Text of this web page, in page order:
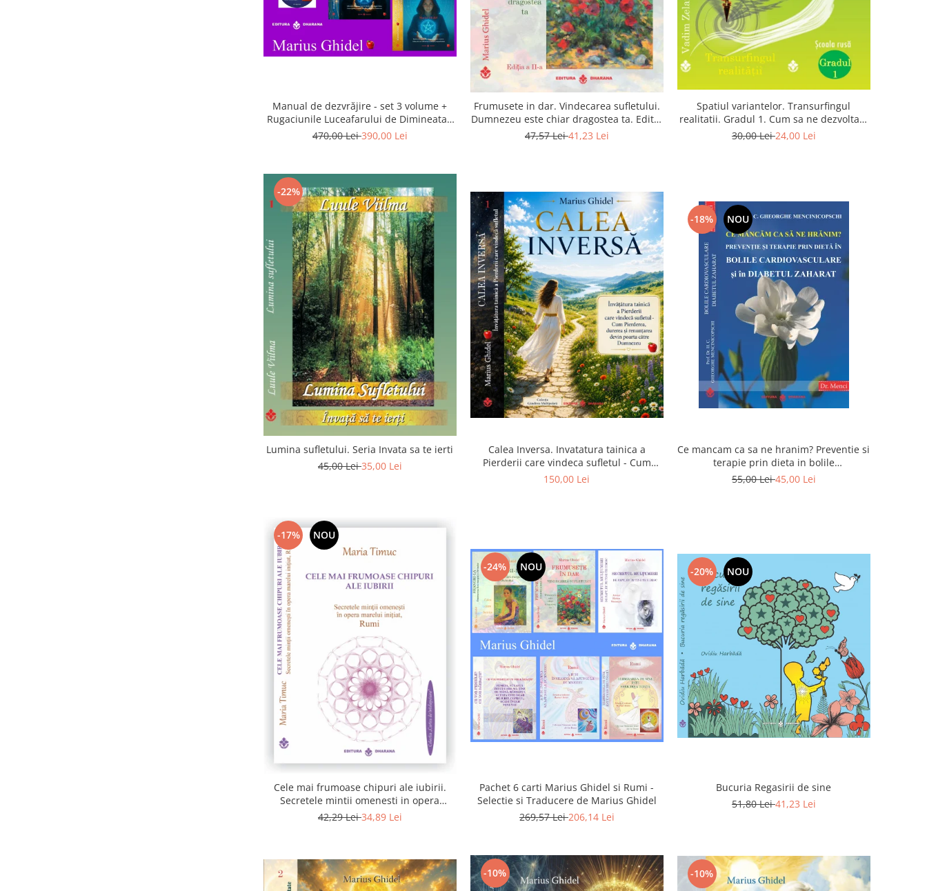
Manual de dezvrăjire - set 3 volume +
Rugaciunile Luceafarului de Dimineata -
Gratuit)
470,00 Lei390,00 Lei
Frumusete in dar. Vindecarea sufletului.
Dumnezeu este chiar dragostea ta. Editia
a 2-a
47,57 Lei41,23 Lei
Spatiul variantelor. Transurfingul
realitatii. Gradul 1. Cum sa ne dezvoltam
intuitia si sa ne alegem soarta
30,00 Lei24,00 Lei
-22%
Lumina sufletului. Seria Invata sa te ierti
45,00 Lei35,00 Lei
Calea Inversa. Invatatura tainica a
Pierderii care vindeca sufletul - Cum
Pierderea, durerea si renuntarea devin
150,00 Lei
-18% NOU
Ce mancam ca sa ne hranim? Preventie si
terapie prin dieta in bolile
cardiovasculare si in diabetul zaharat
55,00 Lei45,00 Lei
-17% NOU
Cele mai frumoase chipuri ale iubirii.
Secretele mintii omenesti in opera
marelui initiat, Rumi
42,29 Lei34,89 Lei
-24% NOU
Pachet 6 carti Marius Ghidel si Rumi -
Selectie si Traducere de Marius Ghidel
269,57 Lei206,14 Lei
-20% NOU
Bucuria Regasirii de sine
51,80 Lei41,23 Lei
-10% -10%